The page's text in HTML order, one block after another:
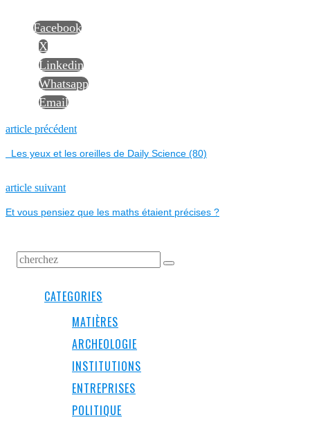
Facebook
X
Linkedin
Whatsapp
Email
NAVIGATION
DE
L’ARTICLE
article précédentPrevious
Les yeux et les oreilles de Daily Science (80)
article suivantNext
Et vous pensiez que les maths étaient précises ?
CATEGORIES
MATIÈRES
ARCHEOLOGIE
INSTITUTIONS
ENTREPRISES
POLITIQUE